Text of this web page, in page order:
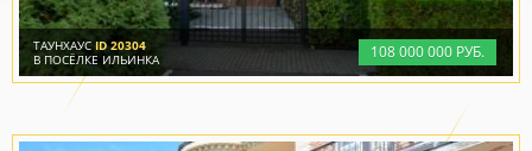
108000000 РУБ.
ТАУНХАУС ID 20304
В ПОСЁЛКЕ ИЛЬИНКА